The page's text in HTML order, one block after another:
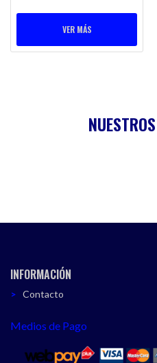
VER MÁS
INFORMACIÓN
Contacto
Medios de Pago